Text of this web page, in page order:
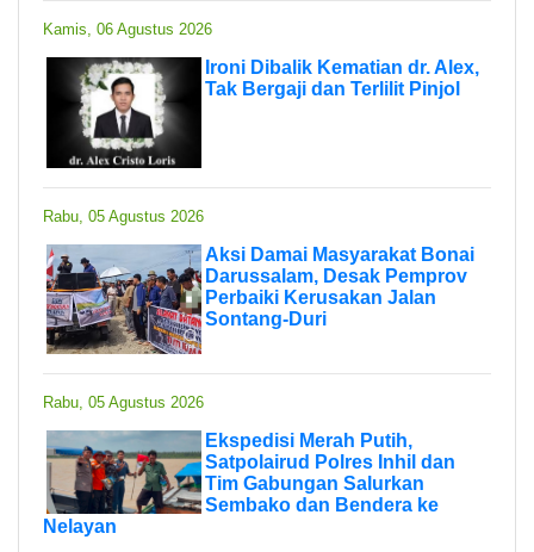
Kamis, 06 Agustus 2026
Ironi Dibalik Kematian dr. Alex,
Tak Bergaji dan Terlilit Pinjol
Rabu, 05 Agustus 2026
Aksi Damai Masyarakat Bonai
Darussalam, Desak Pemprov
Perbaiki Kerusakan Jalan
Sontang-Duri
Rabu, 05 Agustus 2026
Ekspedisi Merah Putih,
Satpolairud Polres Inhil dan
Tim Gabungan Salurkan
Sembako dan Bendera ke
Nelayan